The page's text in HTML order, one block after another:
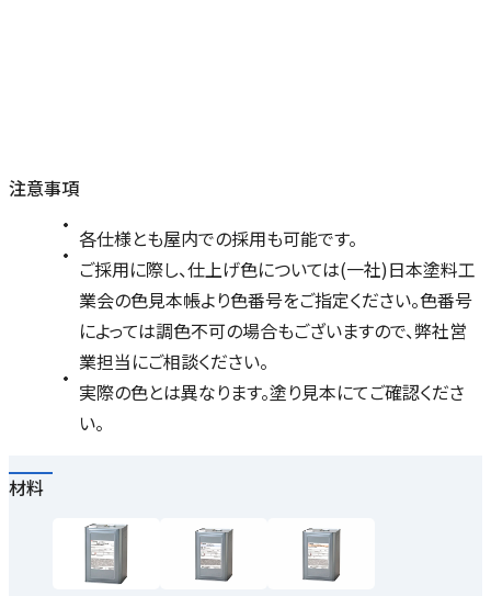
注意事項
各仕様とも屋内での採用も可能です。
ご採用に際し、仕上げ色については(一社)日本塗料工
業会の色見本帳より色番号をご指定ください。色番号
によっては調色不可の場合もございますので、弊社営
業担当にご相談ください。
実際の色とは異なります。塗り見本にてご確認くださ
い。
材料